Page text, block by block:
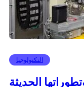
التكنولوجيا
الحديثة